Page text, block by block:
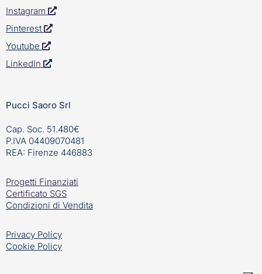
Instagram
Pinterest
Youtube
LinkedIn
Pucci Saoro Srl
Cap. Soc. 51.480€
P.IVA 04409070481
REA: Firenze 446883
Progetti Finanziati
Certificato SGS
Condizioni di Vendita
Privacy Policy
Cookie Policy